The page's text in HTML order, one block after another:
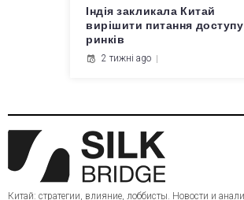
Індія закликала Китай
вирішити питання
ринків
2 тижні ago
Китай: стратегии, влияние, лоббисты. Новости и